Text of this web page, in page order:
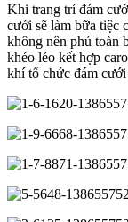
Khi trang trí đám
cưới sẽ làm bữa tiệc
không nên phủ toàn
khéo léo kết hợp
khí tổ chức đám